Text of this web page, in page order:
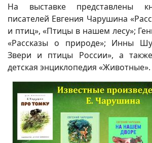
На выставке представлены
писателей Евгения Чарушина
и птиц», «Птицы в нашем лесу»;
«Рассказы о природе»; Инны
Звери и птицы России», а также
детская энциклопедия «Животные».